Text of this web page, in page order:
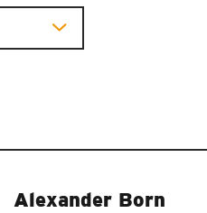
Alexander Born